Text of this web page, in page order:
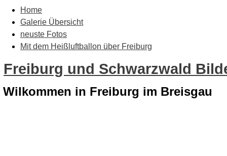
Home
Galerie Übersicht
neuste Fotos
Mit dem Heißluftballon über Freiburg
Freiburg und Schwarzwald
Wilkommen in Freiburg im Breisgau